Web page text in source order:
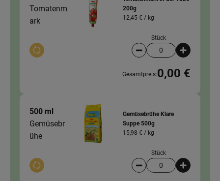
Tomatenm
ark
Auswahl ändern
200g
12,45 € / kg
Stück
Artikelanzahl
Gesamtpreis:0,00 €
500 ml
Gemüsebr
ühe
Auswahl ändern
Gemüsebrühe Klare
Suppe 500g
15,98 € / kg
Stück
Artikelanzahl